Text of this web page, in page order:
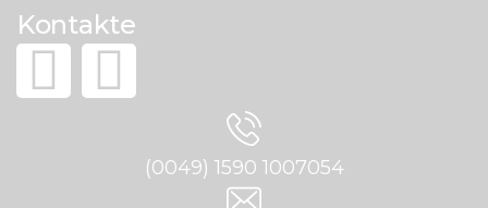
Kontakte
(0049) 1590 1007054